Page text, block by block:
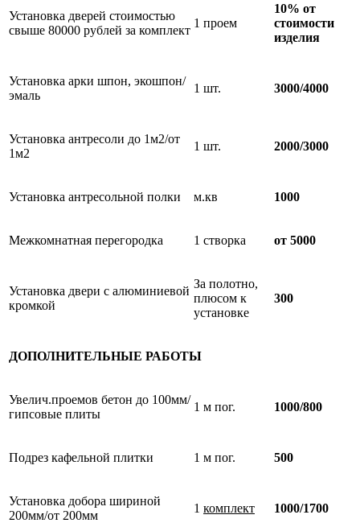
Установка дверей стоимостью
свыше 80000 рублей за комплект
1 проем
10% от
стоимости
изделия
Установка арки шпон, экошпон/
эмаль
1 шт. 3000/4000
Установка антресоли до 1м2/от
1м2
1 шт. 2000/3000
Установка антресольной полки м.кв 1000
Межкомнатная перегородка 1 створка от 5000
Установка двери с алюминиевой
кромкой
За полотно,
плюсом к
установке
300
ДОПОЛНИТЕЛЬНЫЕ РАБОТЫ
Увелич.проемов бетон до 100мм/
гипсовые плиты
1 м пог. 1000/800
Подрез кафельной плитки 1 м пог. 500
Установка добора шириной
200мм/от 200мм
1 комплект 1000/1700